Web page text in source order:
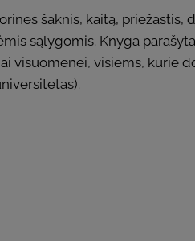
šaknis, kaitą, priežastis,
sąlygomis. Knyga
visuomenei, visiems, kurie